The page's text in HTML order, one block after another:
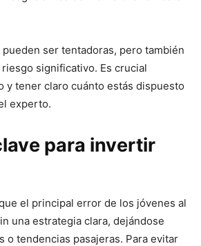
ser tentadoras, pero también
significativo. Es crucial
y tener claro cuánto estás dispuesto
experto.
para invertir
el principal error de los jóvenes al
una estrategia clara, dejándose
o tendencias pasajeras. Para evitar